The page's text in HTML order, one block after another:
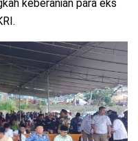
keberanian para eks